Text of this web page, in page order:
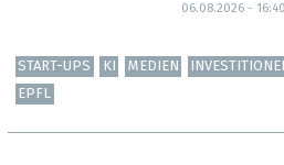
06.08.2026 - 16:40
START-UPS KI MEDIEN
EPFL